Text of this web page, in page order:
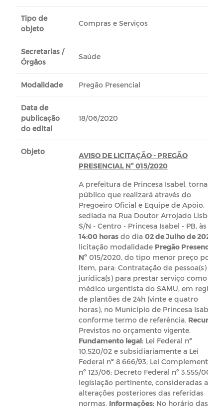
Tipo de
objeto
Compras e Serviços
Secretarias /
Órgãos
Saúde
Modalidade Pregão Presencial
Data de
publicação
do edital
18/06/2020
Objeto
AVISO DE LICITAÇÃO - PREGÃO
PRESENCIAL Nº 015/2020
A prefeitura de Princesa Isabel, torna
público que realizará através do
Pregoeiro Oficial e Equipe de Apoio,
sediada na Rua Doutor Arrojado Lisboa,
S/N - Centro - Princesa Isabel - PB, às
14:00 horasdo dia 02 de Julho de 2020
licitação modalidade Pregão Presencial
Nº015/2020, do tipo menor preço por
item, para: Contratação de pessoa(s)
jurídica(s) para prestar serviço como
médico urgentista do SAMU, em regime
de plantões de 24h (vinte e quatro
horas), no Município de Princesa Isabel,
conforme termo de referência. Recursos:
Previstos no orçamento vigente.
Fundamento legal:Lei Federal nº
10.520/02 e subsidiariamente a Lei
Federal nº 8.666/93; Lei Complementar
nº 123/06; Decreto Federal nº 3.555/00; e
legislação pertinente, consideradas as
alterações posteriores das referidas
normas. Informações:No horário das